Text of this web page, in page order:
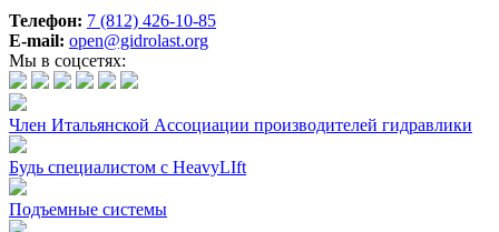
Телефон: 7 (812) 426-10-85
E-mail: open@gidrolast.org
Мы в соцсетях:
Член Итальянской Ассоциации производителей гидравлики
Будь специалистом с HeavyLIft
Подъемные системы